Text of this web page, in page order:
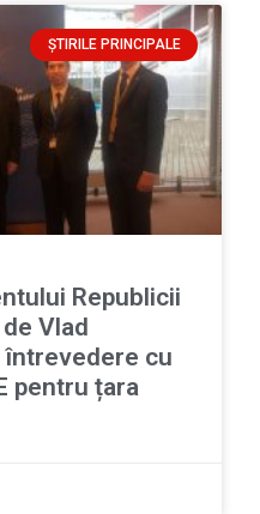
ȘTIRILE PRINCIPALE
Republicii
Vlad
întrevedere cu
pentru țara